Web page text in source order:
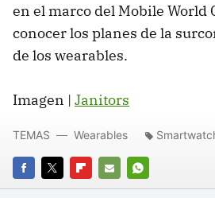
en el marco del Mobile World
conocer los planes de la
de los wearables.
Imagen | Janitors
FACEBOOK
TWITTERFLIPBOARD
E-
WHATSAPP
TEMAS Wearables